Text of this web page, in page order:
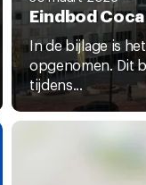
Eindbod
In de bijlage is
opgenomen. Dit
tijdens...